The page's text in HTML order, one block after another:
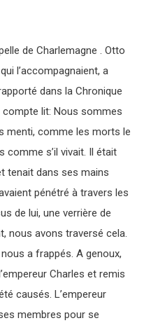
de Charlemagne . Otto
l’accompagnaient, a
dans la Chronique
compte lit: Nous sommes
menti, comme les morts le
comme s’il vivait. Il était
tenait dans ses mains
pénétré à travers les
de lui, une verrière de
nous avons traversé cela.
a frappés. A genoux,
Charles et remis
causés. L’empereur
membres pour se